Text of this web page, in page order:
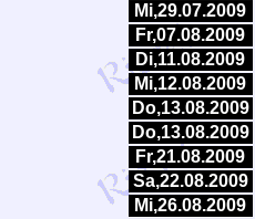
Mi,29.07.2009
Fr,07.08.2009
Di,11.08.2009
Mi,12.08.2009
Do,13.08.2009
Do,13.08.2009
Fr,21.08.2009
Sa,22.08.2009
Mi,26.08.2009